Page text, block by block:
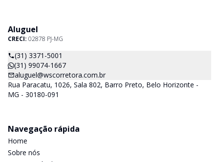
Aluguel
CRECI: 02878 PJ-MG
(31) 3371-5001
(31) 99074-1667
aluguel@wscorretora.com.br
Rua Paracatu, 1026, Sala 802, Barro Preto, Belo Horizonte -
MG - 30180-091
Navegação rápida
Home
Sobre nós